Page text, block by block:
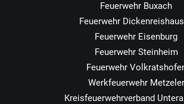
Feuerwehr Buxach
Feuerwehr
Feuerwehr Eisenburg
Feuerwehr Steinheim
Feuerwehr
Werkfeuerwehr Metzeler
Kreisfeuerwehrverband